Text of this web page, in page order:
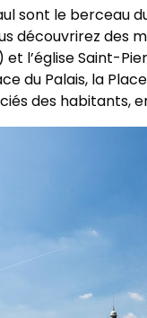
sont le
découvrirez des
et l’église Saint-
du Palais, la
des habitants,